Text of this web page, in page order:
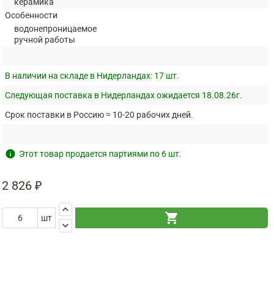
Особенности
водонепроницаемое
ручной работы
В наличии на складе в Нидерландах: 17 шт.
Следующая поставка в Нидерландах ожидается 18.08.26г.
Срок поставки в Россию ≈ 10-20 рабочих дней.
info Этот товар продается партиями по 6 шт.
2 826 ₽
шт
keyboard_arrow_up
keyboard_arrow_down
shopping_cart